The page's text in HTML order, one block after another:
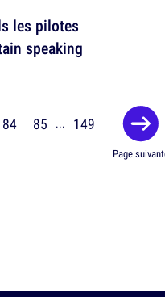
les pilotes
speaking
84 85 ... 149
Page